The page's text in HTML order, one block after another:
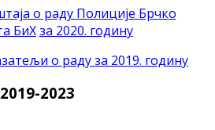
о раду Полиције Брчко
БиХ за 2020. годину
о раду за 2019. годину
2023